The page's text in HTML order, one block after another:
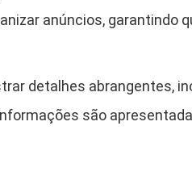
anúncios, garantindo
detalhes abrangentes,
são